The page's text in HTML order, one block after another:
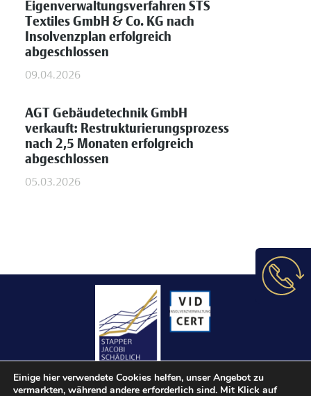
Eigenverwaltungsverfahren STS
Textiles GmbH & Co. KG nach
Insolvenzplan erfolgreich
abgeschlossen
09.04.2026
AGT Gebäudetechnik GmbH
verkauft: Restrukturierungsprozess
nach 2,5 Monaten erfolgreich
abgeschlossen
05.03.2026
Einige hier verwendete Cookies helfen, unser Angebot zu
vermarkten, während andere erforderlich sind. Mit Klick auf